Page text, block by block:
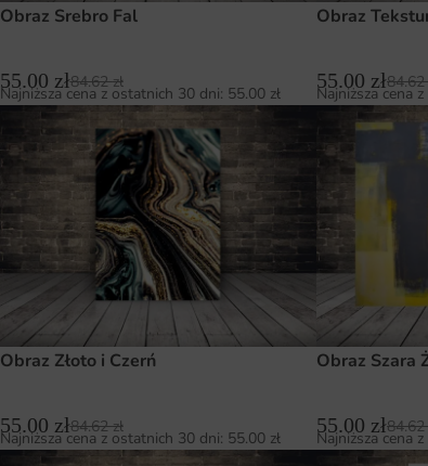
Obraz Srebro Fal
55.00 zł84.62zł
Najniższa cena z ostatnich 30 dni: 55.00 zł
Obraz
55.00 zł
Najniższa cena
Obraz Złoto i Czerń
55.00 zł84.62zł
Najniższa cena z ostatnich 30 dni: 55.00 zł
Obraz Szara
55.00 zł
Najniższa cena